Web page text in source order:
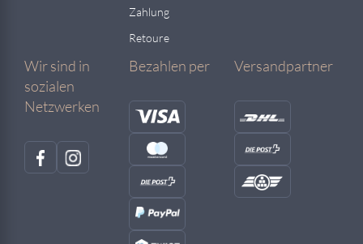
Zahlung
Retoure
Wir sind in
sozialen
Netzwerken
Bezahlen per Versandpartner